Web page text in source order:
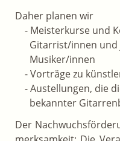
Daher planen wir
- Meisterkurse
Gitarrist/innen
      Musiker/innen
- Vorträge zu
- Austellungen,
bekannter
Der